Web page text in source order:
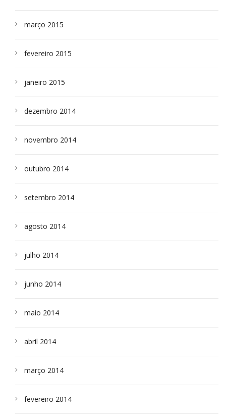
março 2015
fevereiro 2015
janeiro 2015
dezembro 2014
novembro 2014
outubro 2014
setembro 2014
agosto 2014
julho 2014
junho 2014
maio 2014
abril 2014
março 2014
fevereiro 2014